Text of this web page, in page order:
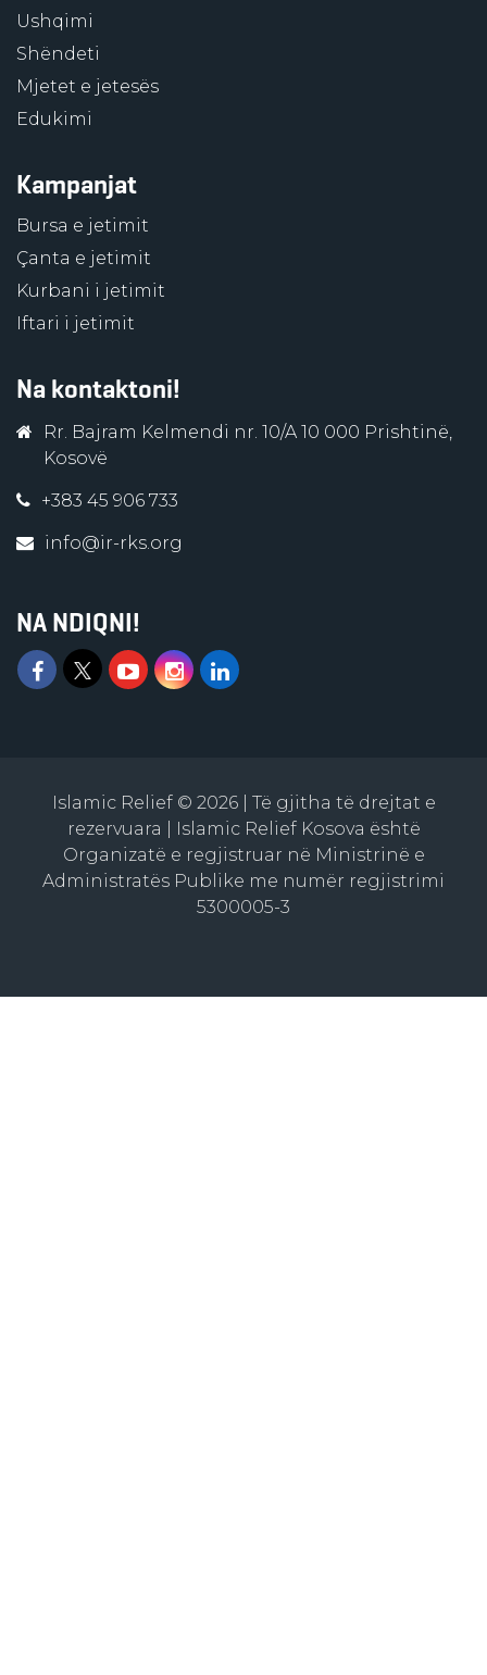
Ushqimi
Shëndeti
Mjetet e jetesës
Edukimi
Kampanjat
Bursa e jetimit
Çanta e jetimit
Kurbani i jetimit
Iftari i jetimit
Na kontaktoni!
Rr. Bajram Kelmendi nr. 10/A 10 000 Prishtinë,
Kosovë
+383 45 906 733
info@ir-rks.org
NA NDIQNI!
Islamic Relief © 2026 | Të gjitha të drejtat e
rezervuara | Islamic Relief Kosova është
Organizatë e regjistruar në Ministrinë e
Administratës Publike me numër regjistrimi
5300005-3